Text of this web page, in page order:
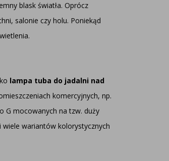
blask światła. Oprócz
salonie czy holu. Poniekąd
lampa tuba do jadalni nad
komercyjnych, np.
G mocowanych na tzw. duży
wariantów kolorystycznych